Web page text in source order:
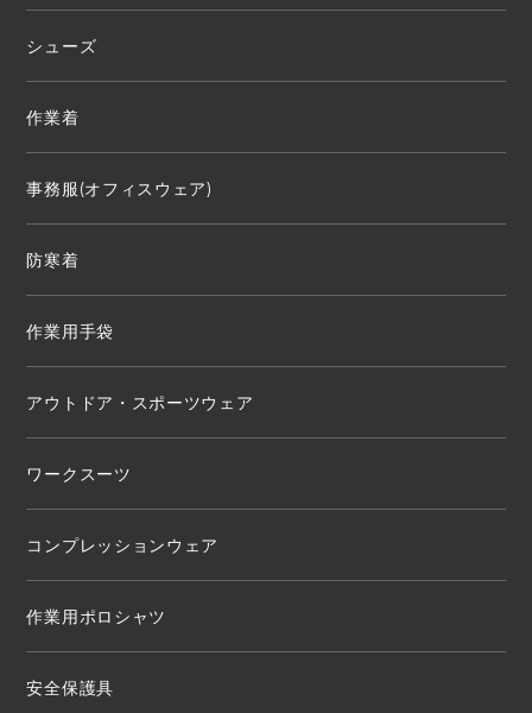
シューズ
作業着
事務服(オフィスウェア)
防寒着
作業用手袋
アウトドア・スポーツウェア
ワークスーツ
コンプレッションウェア
作業用ポロシャツ
安全保護具